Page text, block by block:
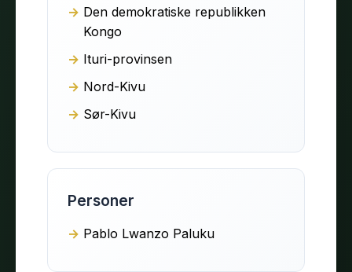
Den demokratiske republikken
Kongo
Ituri-provinsen
Nord-Kivu
Sør-Kivu
Personer
Pablo Lwanzo Paluku